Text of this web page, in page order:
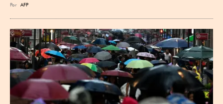
Por AFP